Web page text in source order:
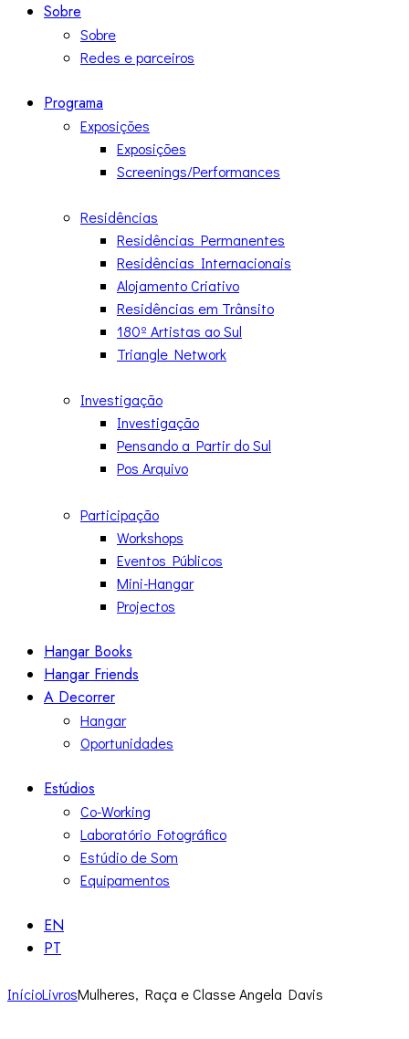
Sobre
Sobre
Redes e parceiros
Programa
Exposições
Exposições
Screenings/Performances
Residências
Residências Permanentes
Residências Internacionais
Alojamento Criativo
Residências em Trânsito
180º Artistas ao Sul
Triangle Network
Investigação
Investigação
Pensando a Partir do Sul
Pos Arquivo
Participação
Workshops
Eventos Públicos
Mini-Hangar
Projectos
Hangar Books
Hangar Friends
A Decorrer
Hangar
Oportunidades
Estúdios
Co-Working
Laboratório Fotográfico
Estúdio de Som
Equipamentos
EN
PT
InícioLivrosMulheres, Raça e Classe Angela Davis